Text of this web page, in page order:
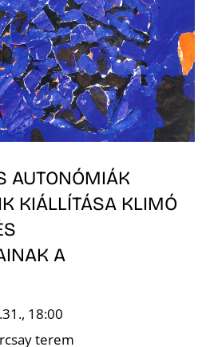
AUTONÓMIÁK
KIÁLLÍTÁSA KLIMÓ
A
18:00
terem